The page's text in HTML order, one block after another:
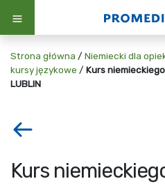
Strona główna / Niemiecki dla
kursy językowe / Kurs
LUBLIN
Kurs